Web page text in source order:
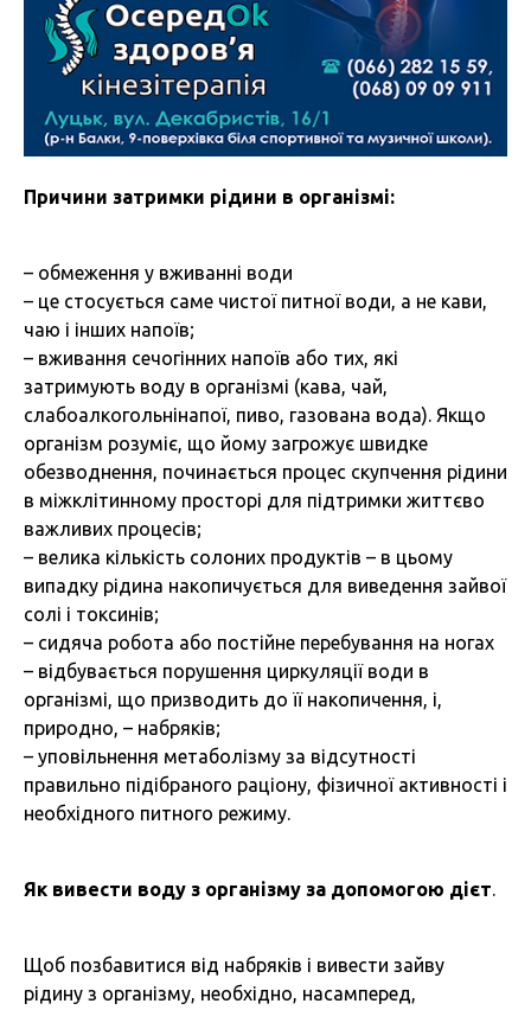
Причини затримки рідини в організмі:
– обмеження у вживанні води
– це стосується саме чистої питної води, а не кави,
чаю і інших напоїв;
– вживання сечогінних напоїв або тих, які
затримують воду в організмі (кава, чай,
слабоалкогольнінапої, пиво, газована вода). Якщо
організм розуміє, що йому загрожує швидке
обезводнення, починається процес скупчення рідини
в міжклітинному просторі для підтримки життєво
важливих процесів;
– велика кількість солоних продуктів – в цьому
випадку рідина накопичується для виведення зайвої
солі і токсинів;
– сидяча робота або постійне перебування на ногах
– відбувається порушення циркуляції води в
організмі, що призводить до її накопичення, і,
природно, – набряків;
– уповільнення метаболізму за відсутності
правильно підібраного раціону, фізичної активності і
необхідного питного режиму.
Як вивести воду з організму за допомогою дієт.
Щоб позбавитися від набряків і вивести зайву
рідину з організму, необхідно, насамперед,